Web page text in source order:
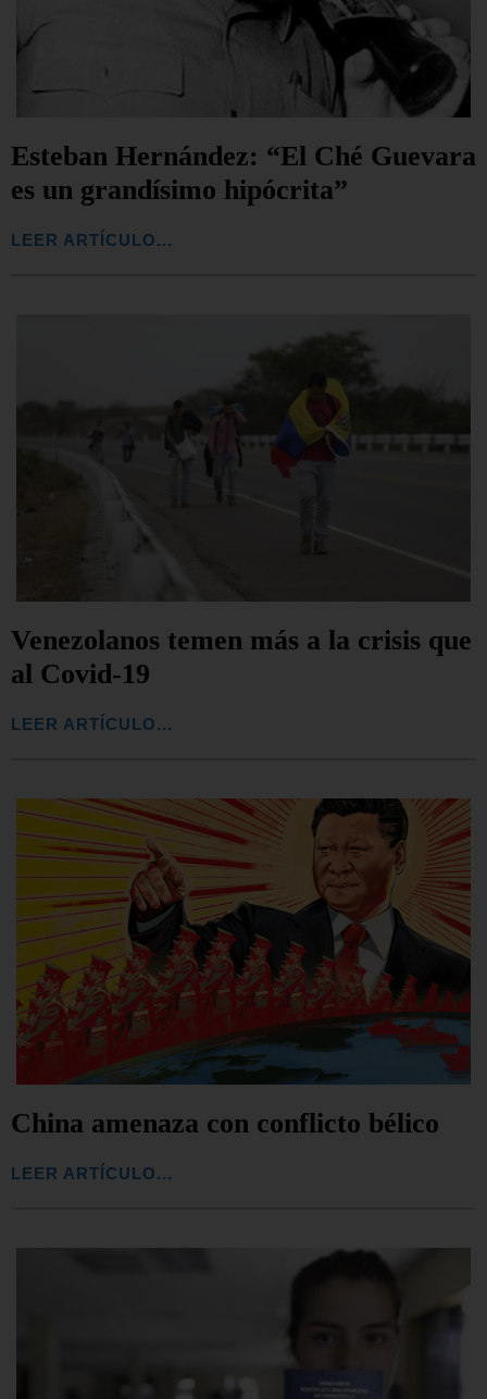
Esteban Hernández: “El Ché Guevara
es un grandísimo hipócrita”
LEER ARTÍCULO...
Venezolanos temen más a la crisis que
al Covid-19
LEER ARTÍCULO...
China amenaza con conflicto bélico
LEER ARTÍCULO...